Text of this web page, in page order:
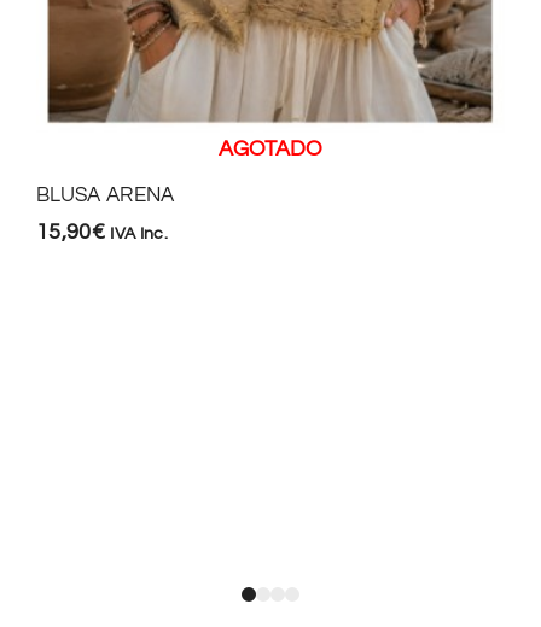
AGOTADO
BLUSA ARENA
15,90€ IVA Inc.